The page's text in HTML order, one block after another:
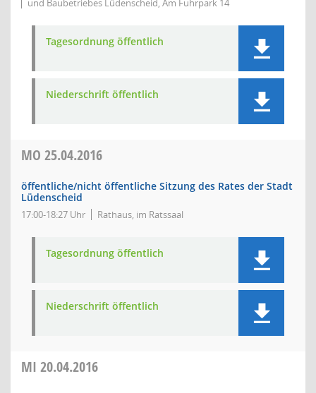
und Baubetriebes Lüdenscheid, Am Fuhrpark 14
Tagesordnung öffentlich
Niederschrift öffentlich
MO 25.04.2016
öffentliche/nicht öffentliche Sitzung des Rates der Stadt
Lüdenscheid
17:00-18:27 Uhr Rathaus, im Ratssaal
Tagesordnung öffentlich
Niederschrift öffentlich
MI 20.04.2016